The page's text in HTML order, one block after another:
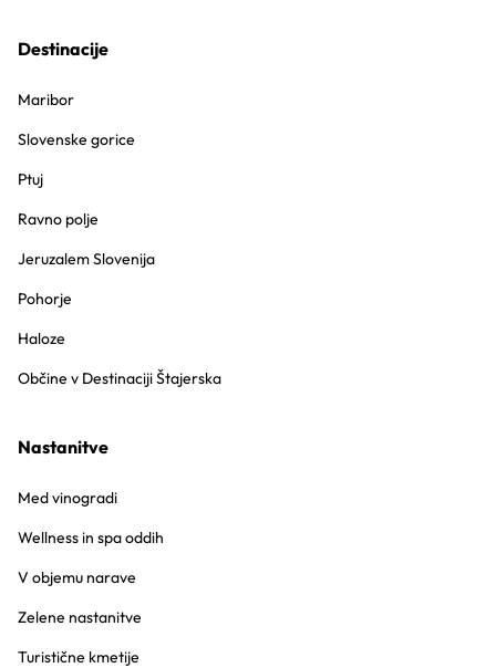
Destinacije
Maribor
Slovenske gorice
Ptuj
Ravno polje
Jeruzalem Slovenija
Pohorje
Haloze
Občine v Destinaciji Štajerska
Nastanitve
Med vinogradi
Wellness in spa oddih
V objemu narave
Zelene nastanitve
Turistične kmetije